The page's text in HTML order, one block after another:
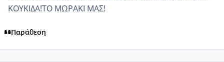
ΚΟΥΚΙΔΑ!ΤΟ ΜΩΡΑΚΙ ΜΑΣ!
Παράθεση